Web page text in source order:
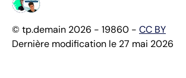
© tp.demain 2026 - 19860 - CC BY
Dernière modification le 27 mai 2026